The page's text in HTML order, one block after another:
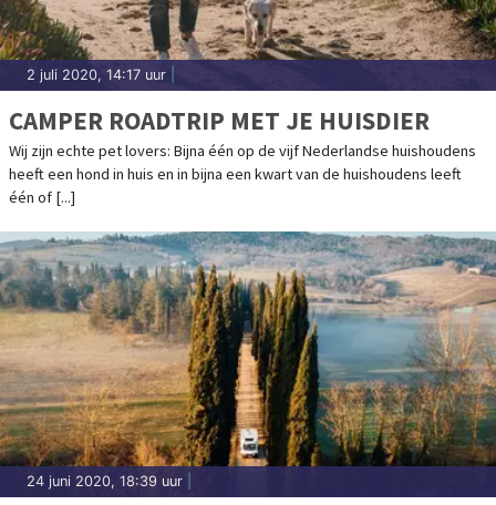
2 juli 2020, 14:17 uur
CAMPER ROADTRIP MET JE HUISDIER
Wij zijn echte pet lovers: Bijna één op de vijf Nederlandse huishoudens
heeft een hond in huis en in bijna een kwart van de huishoudens leeft
één of [...]
24 juni 2020, 18:39 uur